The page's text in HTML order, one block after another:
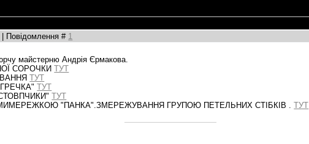
Повідомлення # 1
майстерню Андрія Єрмакова.
СОРОЧКИТУТ
ТУТ
ТУТ
ТУТ
"ПАНКА".ЗМЕРЕЖУВАННЯ ГРУПОЮ ПЕТЕЛЬНИХ СТІБКІВ .ТУТ